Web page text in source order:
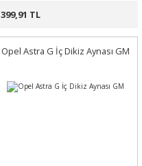
399,91 TL
Opel Astra G İç Dikiz Aynası GM